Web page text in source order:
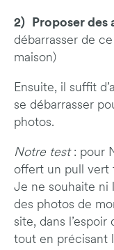
2) Proposer
débarrasser de
maison)
Ensuite, il suffit
se débarrasser
photos.
Notre test: pour
offert un pull vert
Je ne souhaite ni
des photos de
site, dans
tout en précisant